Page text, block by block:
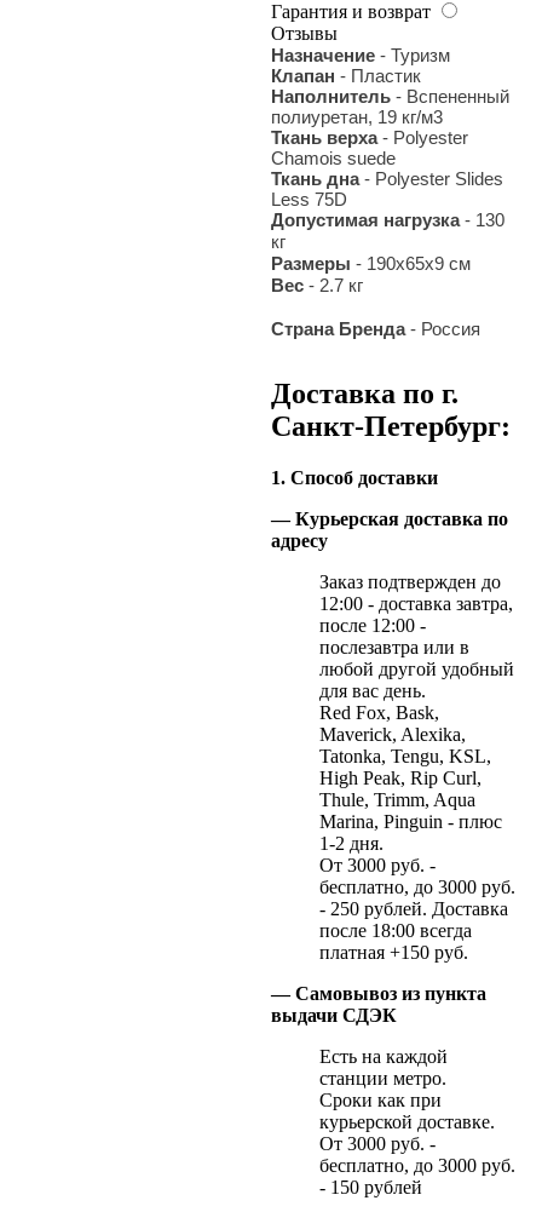
Гарантия и возврат
Отзывы
Назначение - Туризм
Клапан - Пластик
Наполнитель - Вспененный
полиуретан, 19 кг/м3
Ткань верха- Polyester
Chamois suede
Ткань дна- Polyester Slides
Less 75D
Допустимая нагрузка- 130
кг
Размеры - 190x65x9 см
Вес - 2.7 кг
Страна Бренда- Россия
Доставка по г.
Санкт-Петербург:
1. Способ доставки
— Курьерская доставка по
адресу
Заказ подтвержден до
12:00 - доставка завтра,
после 12:00 -
послезавтра или в
любой другой удобный
для вас день.
Red Fox, Bask,
Maverick, Alexika,
Tatonka, Tengu, KSL,
High Peak, Rip Curl,
Thule, Trimm, Aqua
Marina, Pinguin - плюс
1-2 дня.
От 3000 руб. -
бесплатно, до 3000 руб.
- 250 рублей. Доставка
после 18:00 всегда
платная +150 руб.
— Самовывоз из пункта
выдачи СДЭК
Есть на каждой
станции метро.
Сроки как при
курьерской доставке.
От 3000 руб. -
бесплатно, до 3000 руб.
- 150 рублей